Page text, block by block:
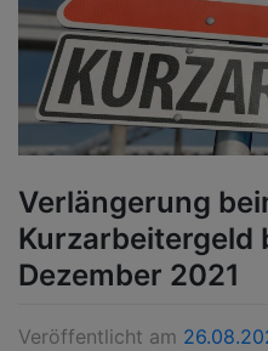
Verlängerung
Kurzarbeitergeld
Dezember 2021
Veröffentlicht am